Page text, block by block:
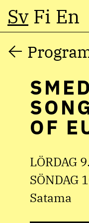
Hoppa
innehåll
Sv Fi En
OF
LÖRDAG
SÖNDAG
Satama